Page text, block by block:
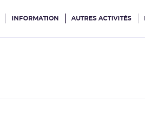
INFORMATION AUTRES ACTIVITÉS